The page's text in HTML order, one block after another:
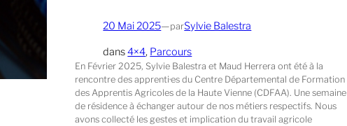
20 Mai 2025—parSylvie Balestra
dans4×4, Parcours
En Février 2025, Sylvie Balestra et Maud Herrera ont été à la
rencontre des apprenti·es du Centre Départemental de Formation
des Apprentis Agricoles de la Haute Vienne (CDFAA). Une semaine
de résidence à échanger autour de nos métiers respectifs. Nous
avons collecté les gestes et implication du travail agricole